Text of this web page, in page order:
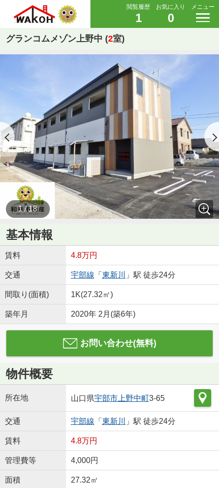
閲覧履歴
1
お気に入り
0
メニュー
グランコムメゾン上野中 (2室)
1 / 18
基本情報
賃料 4.8万円
交通 宇部線 「 東新川 」駅 徒歩24分
間取り(面積) 1K(27.32㎡)
築年月 2020年 2月(築6年)
お問い合わせ(無料)
物件概要
所在地 山口県宇部市上野中町3-65
交通 宇部線 「 東新川 」駅 徒歩24分
賃料 4.8万円
管理費等 4,000円
面積 27.32㎡